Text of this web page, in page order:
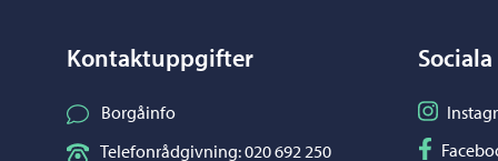
Kontaktuppgifter
Borgåinfo
Telefonrådgivning: 020 692 250
Följ på
Följ på